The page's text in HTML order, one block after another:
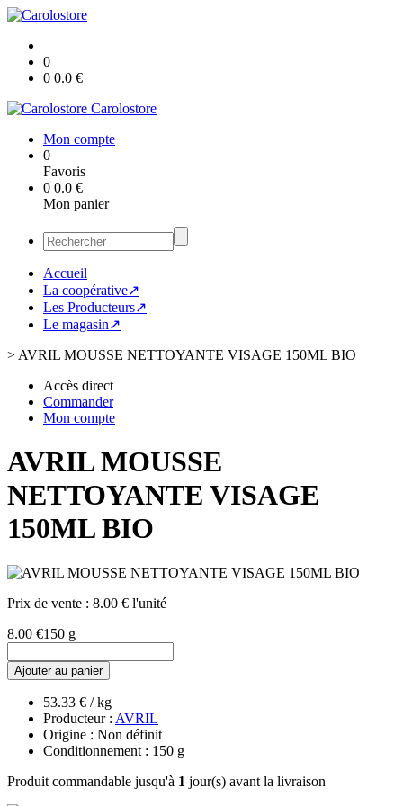
0
0 0.0 €
Carolostore
Mon compte
0
Favoris
0 0.0 €
Mon panier
Accueil
La coopérative↗
Les Producteurs↗
Le magasin↗
> AVRIL MOUSSE NETTOYANTE VISAGE 150ML BIO
Accès direct
Commander
Mon compte
AVRIL MOUSSE
NETTOYANTE VISAGE
150ML BIO
Prix de vente : 8.00 € l'unité
8.00 €150 g
Ajouter au panier
53.33 € / kg
Producteur : AVRIL
Origine : Non définit
Conditionnement : 150 g
Produit commandable jusqu'à 1 jour(s) avant la livraison